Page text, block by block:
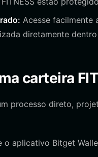
Acesse facilmente
diretamente
carteira
processo direto,
o aplicativo Bitget